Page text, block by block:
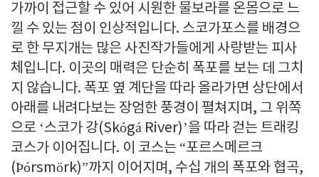
가까이 접근할 수 있어 시원한 물보라를 온몸으로 느
낄 수 있는 점이 인상적입니다. 스코가포스를 배경으
로 한 무지개는 많은 사진작가들에게 사랑받는 피사
체입니다. 이곳의 매력은 단순히 폭포를 보는 데 그치
지 않습니다. 폭포 옆 계단을 따라 올라가면 상단에서
아래를 내려다보는 장엄한 풍경이 펼쳐지며, 그 위쪽
으로 ‘스코가 강(Skógá River)’을 따라 걷는 트래킹
코스가 이어집니다. 이 코스는 “포르스메르크
(Þórsmörk)”까지 이어지며, 수십 개의 폭포와 협곡,